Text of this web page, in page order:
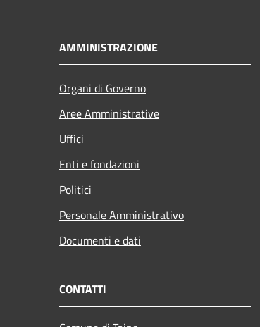
AMMINISTRAZIONE
Organi di Governo
Aree Amministrative
Uffici
Enti e fondazioni
Politici
Personale Amministrativo
Documenti e dati
CONTATTI